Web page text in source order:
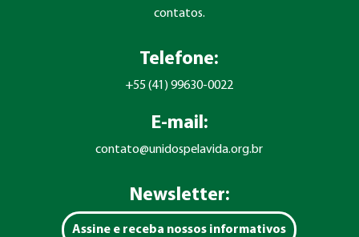
contatos.
Telefone:
+55 (41) 99630-0022
E-mail:
contato@unidospelavida.org.br
Newsletter:
Assine e receba nossos informativos